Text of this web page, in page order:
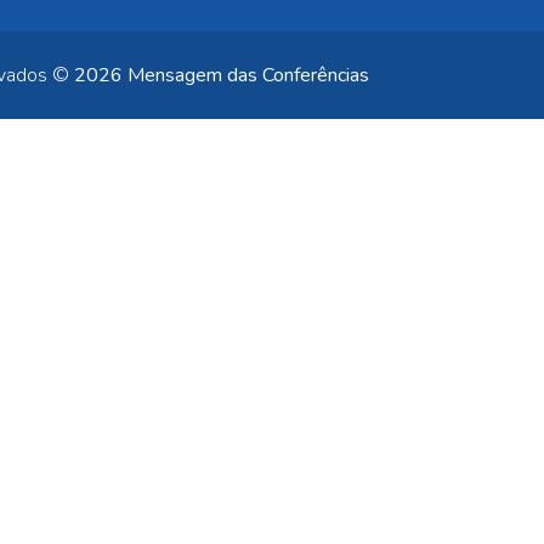
© 2026 Mensagem das Conferências